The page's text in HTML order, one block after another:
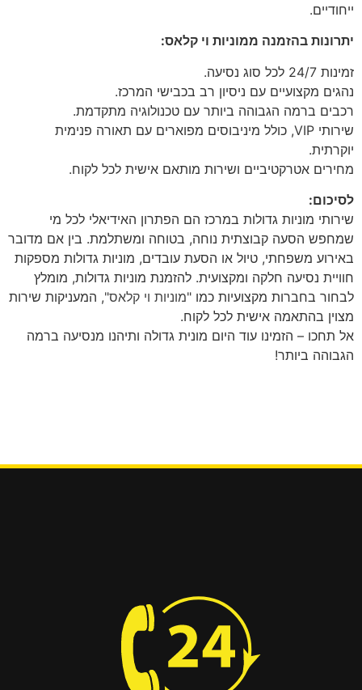
ייחודיים.
יתרונות בהזמנה ממוניות וי קלאס:
זמינות 24/7 לכל סוג נסיעה.
נהגים מקצועיים עם ניסיון רב בכבישי המרכז.
רכבים ברמה הגבוהה ביותר עם טכנולוגיה מתקדמת.
שירותי VIP, כולל מיניבוסים מפוארים עם תאורה פנימית
יוקרתית.
מחירים אטרקטיביים ושירות מותאם אישית לכל לקוח.
לסיכום:
שירותי מוניות גדולות במרכז הם הפתרון האידיאלי לכל מי
שמחפש הסעה קבוצתית נוחה, בטוחה ומשתלמת. בין אם מדובר
באירוע משפחתי, טיול או הסעת עובדים, מוניות גדולות מספקות
חוויית נסיעה חלקה ומקצועית. להזמנת מוניות גדולות, מומלץ
לבחור בחברות מקצועיות כמו "מוניות וי קלאס", המעניקות שירות
מצוין בהתאמה אישית לכל לקוח.
אל תחכו – הזמינו עוד היום מונית גדולה ותיהנו מנסיעה ברמה
הגבוהה ביותר!